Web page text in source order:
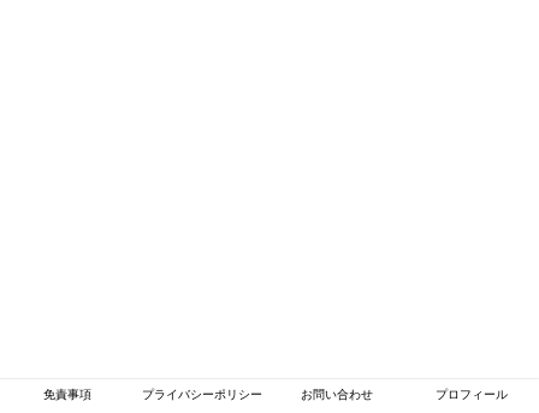
免責事項 プライバシーポリシー お問い合わせ プロフィール